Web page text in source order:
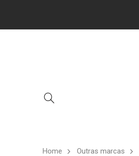
Home Outras marcas